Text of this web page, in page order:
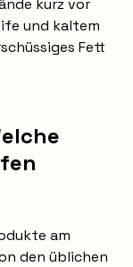
kurz vor
und kaltem
Fett
am
den üblichen